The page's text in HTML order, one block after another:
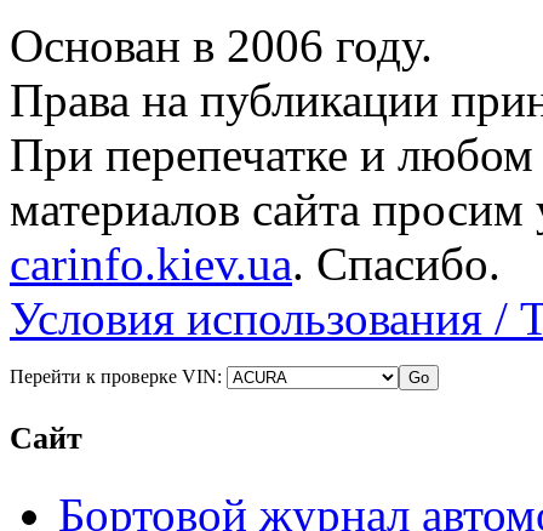
Основан в 2006 году.
Права на публикации
При перепечатке и
материалов сайта просим
carinfo.kiev.ua. Спасибо.
Условия использования /
Перейти к проверке VIN:
Сайт
Бортовой журнал